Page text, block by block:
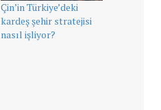
Çin’in Türkiye’deki
kardeş şehir stratejisi
nasıl işliyor?